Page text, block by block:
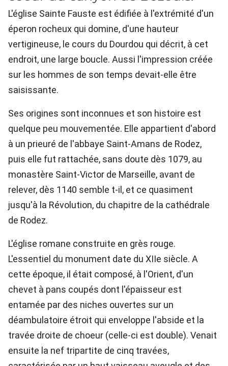
L'église Sainte Fauste est édifiée à l'extrémité d'un
éperon rocheux qui domine, d'une hauteur
vertigineuse, le cours du Dourdou qui décrit, à cet
endroit, une large boucle. Aussi l'impression créée
sur les hommes de son temps devait-elle être
saisissante.
Ses origines sont inconnues et son histoire est
quelque peu mouvementée. Elle appartient d'abord
à un prieuré de l'abbaye Saint-Amans de Rodez,
puis elle fut rattachée, sans doute dès 1079, au
monastère Saint-Victor de Marseille, avant de
relever, dès 1140 semble t-il, et ce quasiment
jusqu'à la Révolution, du chapitre de la cathédrale
de Rodez.
L'église romane construite en grès rouge.
L'essentiel du monument date du XIIe siècle. A
cette époque, il était composé, à l'Orient, d'un
chevet à pans coupés dont l'épaisseur est
entamée par des niches ouvertes sur un
déambulatoire étroit qui enveloppe l'abside et la
travée droite de choeur (celle-ci est double). Venait
ensuite la nef tripartite de cinq travées,